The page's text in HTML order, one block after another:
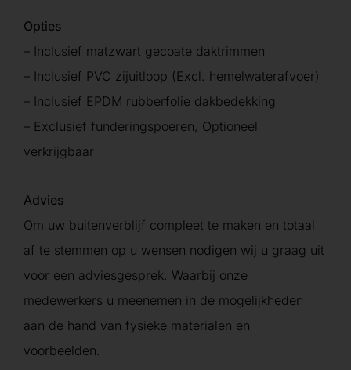
Opties
– Inclusief matzwart gecoate daktrimmen
– Inclusief PVC zijuitloop (Excl. hemelwaterafvoer)
– Inclusief EPDM rubberfolie dakbedekking
– Exclusief funderingspoeren, Optioneel
verkrijgbaar
Advies
Om uw buitenverblijf compleet te maken en totaal
af te stemmen op u wensen nodigen wij u graag uit
voor een adviesgesprek. Waarbij onze
medewerkers u meenemen in de mogelijkheden
aan de hand van fysieke materialen en
voorbeelden.